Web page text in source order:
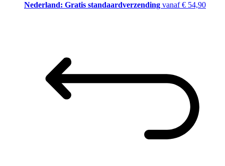
Nederland: Gratis standaardverzending vanaf € 54,90